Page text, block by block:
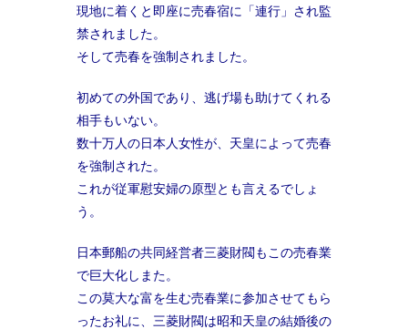
現地に着くと即座に売春宿に「連行」され監
禁されました。
そして売春を強制されました。
初めての外国であり、逃げ場も助けてくれる
相手もいない。
数十万人の日本人女性が、天皇によって売春
を強制された。
これが従軍慰安婦の原型とも言えるでしょ
う。
日本郵船の共同経営者三菱財閥もこの売春業
で巨大化しまた。
この莫大な富を生む売春業に参加させてもら
ったお礼に、三菱財閥は昭和天皇の結婚後の